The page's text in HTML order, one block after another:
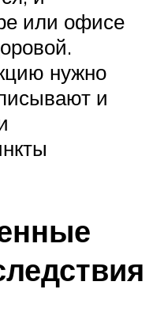
или офисе
нужно
и